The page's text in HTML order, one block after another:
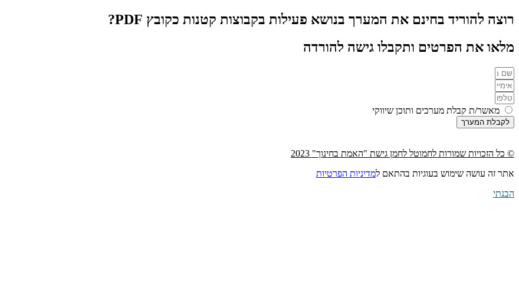
רוצה להוריד בחינם את המערך בנושא פעילות בקבוצות קטנות כקובץ PDF?
מלאו את הפרטים ותקבלו גישה להורדה
מאשר/ת קבלת מערכים ותוכן שיווקי
לקבלת המערך
© כל הזכויות שמורות לחמוטל לחמן גישת "האמת בחינוך" 2023
אתר זה עושה שימוש בעוגיות בהתאם למדיניות הפרטיות
הבנתי